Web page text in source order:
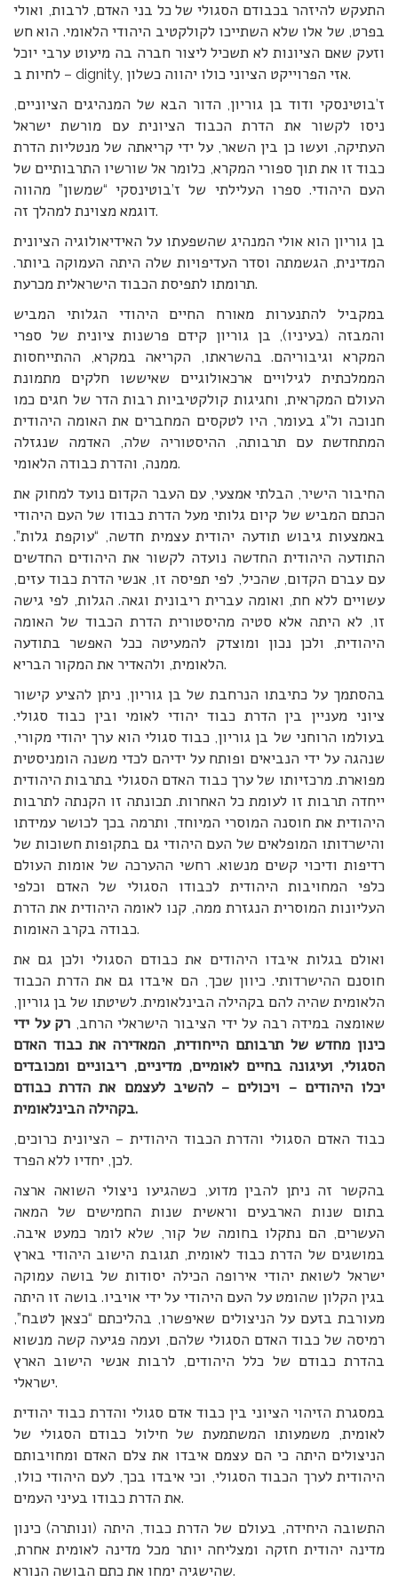
התעקש להיזהר בכבודם הסגולי של כל בני האדם, לרבות, ואולי
בפרט, של אלו שלא השתייכו לקולקטיב היהודי הלאומי. הוא חש
וזעק שאם הציונות לא תשכיל ליצור חברה בה מיעוט ערבי יוכל
לחיות ב – dignity, אזי הפרוייקט הציוני כולו יהווה כשלון.
ז’בוטינסקי ודוד בן גוריון, הדור הבא של המנהיגים הציוניים,
ניסו לקשור את הדרת הכבוד הציונית עם מורשת ישראל
העתיקה, ועשו כן בין השאר, על ידי קריאתה של מנטליות הדרת
כבוד זו את תוך ספורי המקרא, כלומר אל שורשיו התרבותיים של
העם היהודי. ספרו העלילתי של ז’בוטינסקי “שמשון” מהווה
דוגמא מצוינת למהלך זה.
בן גוריון הוא אולי המנהיג שהשפעתו על האידיאולוגיה הציונית
המדינית, הגשמתה וסדר העדיפויות שלה היתה העמוקה ביותר.
תרומתו לתפיסת הכבוד הישראלית מכרעת.
במקביל להתנערות מאורח החיים היהודי הגלותי המביש
והמבזה (בעיניו), בן גוריון קידם פרשנות ציונית של ספרי
המקרא וגיבוריהם. בהשראתו, הקריאה במקרא, ההתייחסות
הממלכתית לגילויים ארכאולוגיים שאיששו חלקים מתמונת
העולם המקראית, וחגיגות קולקטיביות רבות הדר של חגים כמו
חנוכה ול”ג בעומר, היו לטקסים המחברים את האומה היהודית
המתחדשת עם תרבותה, ההיסטוריה שלה, האדמה שנגזלה
ממנה, והדרת כבודה הלאומי.
החיבור הישיר, הבלתי אמצעי, עם העבר הקדום נועד למחוק את
הכתם המביש של קיום גלותי מעל הדרת כבודו של העם היהודי
באמצעות גיבוש תודעה יהודית עצמית חדשה, “עוקפת גלות”.
התודעה היהודית החדשה נועדה לקשור את היהודים החדשים
עם עברם הקדום, שהכיל, לפי תפיסה זו, אנשי הדרת כבוד עזים,
עשויים ללא חת, ואומה עברית ריבונית וגאה. הגלות, לפי גישה
זו, לא היתה אלא סטיה מהיסטורית הדרת הכבוד של האומה
היהודית, ולכן נכון ומוצדק להמעיטה ככל האפשר בתודעה
הלאומית, ולהאדיר את המקור הבריא.
בהסתמך על כתיבתו הנרחבת של בן גוריון, ניתן להציע קישור
ציוני מעניין בין הדרת כבוד יהודי לאומי ובין כבוד סגולי.
בעולמו הרוחני של בן גוריון, כבוד סגולי הוא ערך יהודי מקורי,
שנהגה על ידי הנביאים ופותח על ידיהם לכדי משנה הומניסטית
מפוארת. מרכזיותו של ערך כבוד האדם הסגולי בתרבות היהודית
ייחדה תרבות זו לעומת כל האחרות. תכונתה זו הקנתה לתרבות
היהודית את חוסנה המוסרי המיוחד, ותרמה בכך לכושר עמידתו
והישרדותו המופלאים של העם היהודי גם בתקופות חשוכות של
רדיפות ודיכוי קשים מנשוא. רחשי ההערכה של אומות העולם
כלפי המחויבות היהודית לכבודו הסגולי של האדם וכלפי
העליונות המוסרית הנגזרת ממה, קנו לאומה היהודית את הדרת
כבודה בקרב האומות.
ואולם בגלות איבדו היהודים את כבודם הסגולי ולכן גם את
חוסנם ההישרדותי. כיוון שכך, הם איבדו גם את הדרת הכבוד
הלאומית שהיה להם בקהילה הבינלאומית. לשיטתו של בן גוריון,
שאומצה במידה רבה על ידי הציבור הישראלי הרחב, רק על ידי
כינון מחדש של תרבותם הייחודית, המאדירה את כבוד האדם
הסגולי, ועיגונה בחיים לאומיים, מדיניים, ריבוניים ומכובדים
יכלו היהודים – ויכולים – להשיב לעצמם את הדרת כבודם
בקהילה הבינלאומית.
כבוד האדם הסגולי והדרת הכבוד היהודית – הציונית כרוכים,
לכן, יחדיו ללא הפרד.
בהקשר זה ניתן להבין מדוע, כשהגיעו ניצולי השואה ארצה
בתום שנות הארבעים וראשית שנות החמישים של המאה
העשרים, הם נתקלו בחומה של קור, שלא לומר כמעט איבה.
במושגים של הדרת כבוד לאומית, תגובת הישוב היהודי בארץ
ישראל לשואת יהודי אירופה הכילה יסודות של בושה עמוקה
בגין הקלון שהומט על העם היהודי על ידי אויביו. בושה זו היתה
מעורבת בזעם על הניצולים שאיפשרו, בהליכתם “כצאן לטבח”,
רמיסה של כבוד האדם הסגולי שלהם, ועמה פגיעה קשה מנשוא
בהדרת כבודם של כלל היהודים, לרבות אנשי הישוב הארץ
ישראלי.
במסגרת הזיהוי הציוני בין כבוד אדם סגולי והדרת כבוד יהודית
לאומית, משמעותו המשתמעת של חילול כבודם הסגולי של
הניצולים היתה כי הם עצמם איבדו את צלם האדם ומחויבותם
היהודית לערך הכבוד הסגולי, וכי איבדו בכך, לעם היהודי כולו,
את הדרת כבודו בעיני העמים.
התשובה היחידה, בעולם של הדרת כבוד, היתה (ונותרה) כינון
מדינה יהודית חזקה ומצליחה יותר מכל מדינה לאומית אחרת,
שהישגיה ימחו את כתם הבושה הנורא.